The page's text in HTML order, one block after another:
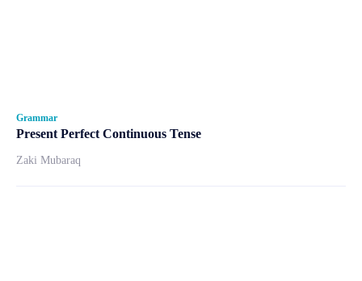
Grammar
Present Perfect Continuous Tense
Zaki Mubaraq